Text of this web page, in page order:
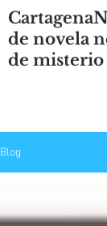
de novela
de misterio
Blog